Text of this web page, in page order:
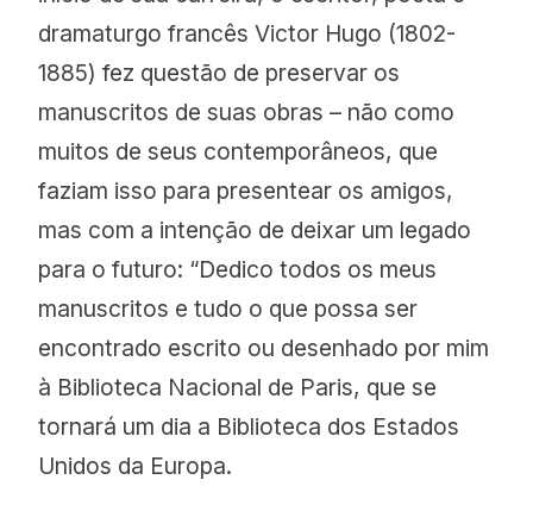
dramaturgo francês Victor Hugo (1802-
1885) fez questão de preservar os
manuscritos de suas obras – não como
muitos de seus contemporâneos, que
faziam isso para presentear os amigos,
mas com a intenção de deixar um legado
para o futuro: “Dedico todos os meus
manuscritos e tudo o que possa ser
encontrado escrito ou desenhado por mim
à Biblioteca Nacional de Paris, que se
tornará um dia a Biblioteca dos Estados
Unidos da Europa.